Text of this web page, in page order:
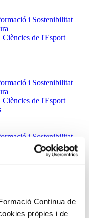
Contínua de
pròpies i de
i Sostenibilitat
de l'Esport
i Sostenibilitat
de l'Esport
i Sostenibilitat
Ciències de l'Esport
i Sostenibilitat